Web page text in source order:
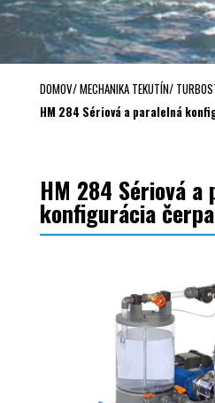
DOMOV/MECHANIKA TEKUTÍN/
HM 284 Sériová a paralelná
HM 284 Sériová a
konfigurácia